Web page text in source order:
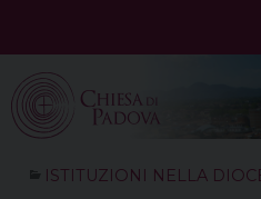
ISTITUZIONI NELLA